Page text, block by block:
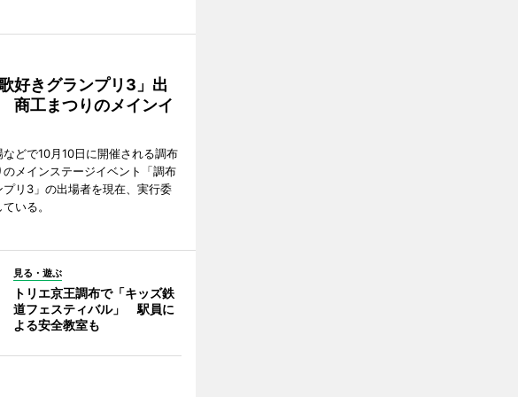
好きグランプリ3」出
商工まつりのメインイ
どで10月10日に開催される調布
メインステージイベント「調布
リ3」の出場者を現在、実行委
いる。
見る・遊ぶ
トリエ京王調布で「キッズ鉄
道フェスティバル」 駅員に
よる安全教室も